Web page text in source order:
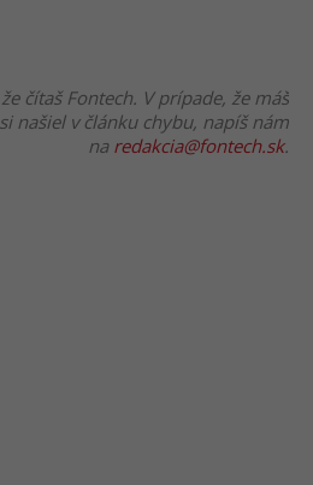
čítaš Fontech. V prípade, že máš
našiel v článku chybu, napíš nám
na redakcia@fontech.sk.